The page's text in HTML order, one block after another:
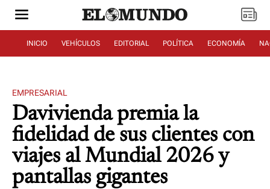
INICIO VEHÍCULOS EDITORIAL POLÍTICA ECONOMÍA
EMPRESARIAL
Davivienda premia la
fidelidad de sus clientes con
viajes al Mundial 2026 y
pantallas gigantes